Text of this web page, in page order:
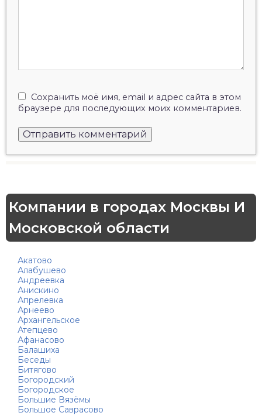
Сохранить моё имя, email и адрес сайта в этом
браузере для последующих моих комментариев.
Компании в городах Москвы И
Московской области
Акатово
Алабушево
Андреевка
Анискино
Апрелевка
Арнеево
Архангельское
Атепцево
Афанасово
Балашиха
Беседы
Битягово
Богородский
Богородское
Большие Вязёмы
Большое Саврасово